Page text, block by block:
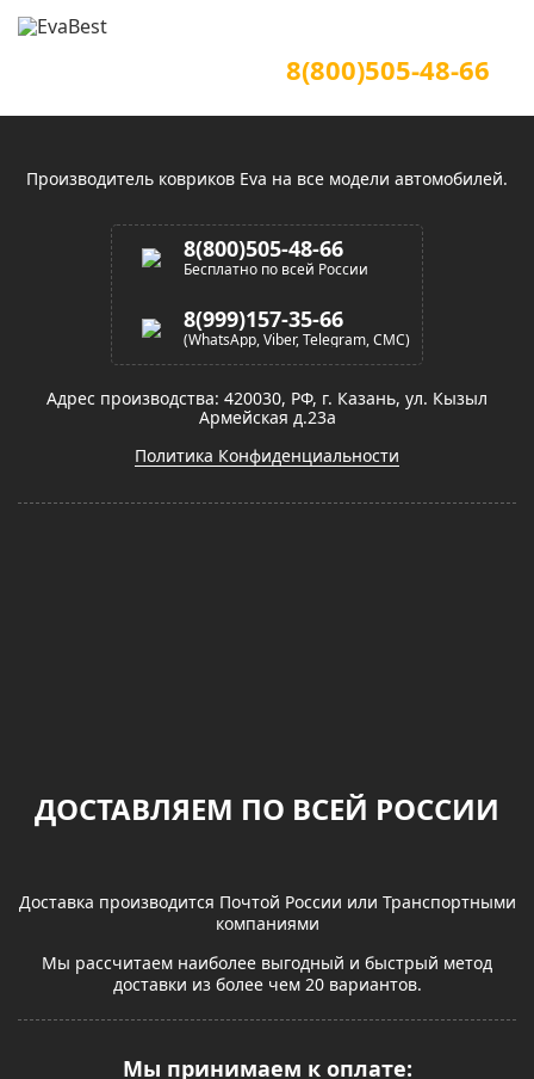
8(800)505-48-66
Производитель ковриков Eva на все модели автомобилей.
8(800)505-48-66
Бесплатно по всей России
8(999)157-35-66
(WhatsApp, Viber, Telegram, СМС)
Адрес производства: 420030, РФ, г. Казань, ул. Кызыл
Армейская д.23а
Политика Конфиденциальности
ДОСТАВЛЯЕМ ПО ВСЕЙ РОССИИ
Доставка производится Почтой России или Транспортными
компаниями
Мы рассчитаем наиболее выгодный и быстрый метод
доставки из более чем 20 вариантов.
Мы принимаем к оплате: